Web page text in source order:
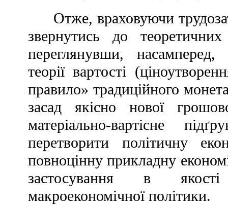
Отже, враховуючи
звернутись до теоретичних
переглянувши, насамперед,
теорії вартості
правило» традиційного
засад якісно нової
матеріально-вартісне
перетворити політичну
повноцінну прикладну
застосування в якості
макроекономічної політики.